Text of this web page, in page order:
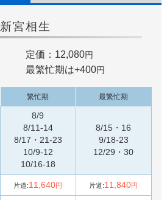
新宮相生
定価：12,080円
最繁忙期は+400円
繁忙期 最繁忙期
8/9
8/11-14
8/17・21-23
10/9-12
10/16-18
8/15・16
9/18-23
12/29・30
片道:11,640円 片道:11,840円